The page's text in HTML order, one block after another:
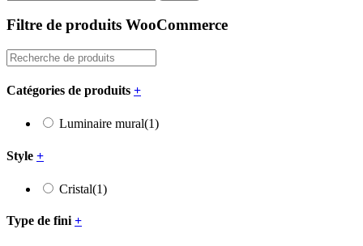
Filtre de produits WooCommerce
Catégories de produits +
Luminaire mural(1)
Style +
Cristal(1)
Type de fini +